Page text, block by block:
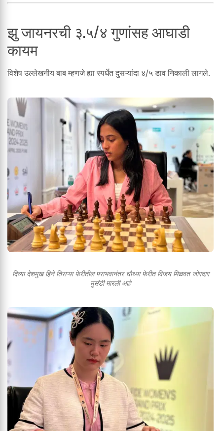
झु जायनरची ३.५/४ गुणांसह आघाडी
कायम
विशेष उल्लेखनीय बाब म्हणजे ह्या स्पर्धेत दुसऱ्यांदा ४/५ डाव निकाली लागले.
दिव्या देशमुख हिने तिसऱ्या फेरीतील पराभवानंतर चौथ्या फेरीत विजय मिळवत जोरदार
मुसंडी मारली आहे